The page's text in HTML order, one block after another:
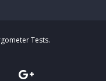
Tests.